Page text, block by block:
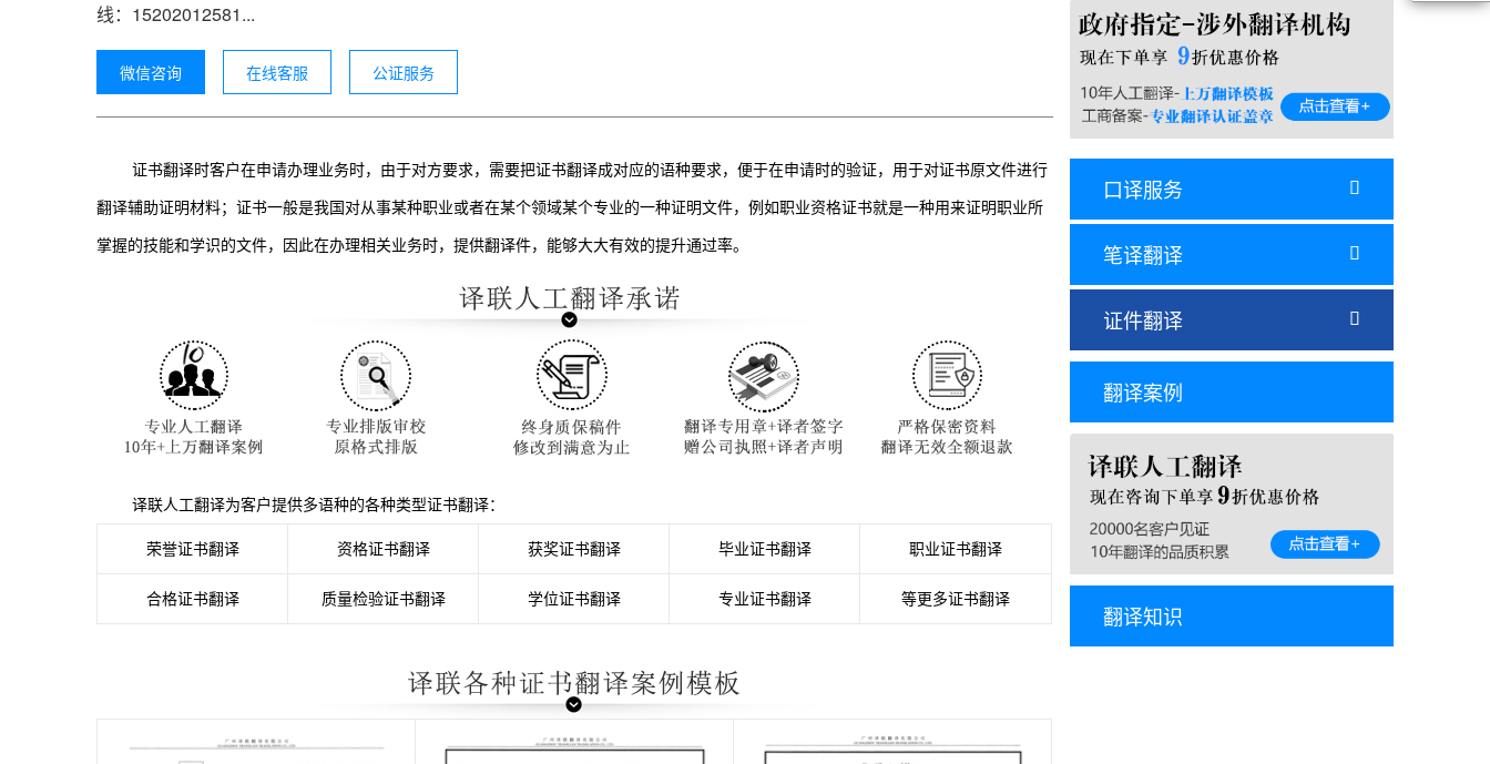
线：15202012581...
微信咨询 在线客服 公证服务
证书翻译时客户在申请办理业务时，由于对方要求，需要把证书翻译成对应的语种要求，便于在申请时的验证，用于对证书原文件进行
翻译辅助证明材料；证书一般是我国对从事某种职业或者在某个领域某个专业的一种证明文件，例如职业资格证书就是一种用来证明职业所
掌握的技能和学识的文件，因此在办理相关业务时，提供翻译件，能够大大有效的提升通过率。
译联人工翻译为客户提供多语种的各种类型证书翻译：
荣誉证书翻译 资格证书翻译 获奖证书翻译 毕业证书翻译 职业证书翻译
合格证书翻译 质量检验证书翻译 学位证书翻译 专业证书翻译 等更多证书翻译
口译服务 
笔译翻译 
证件翻译 
翻译案例
翻译知识